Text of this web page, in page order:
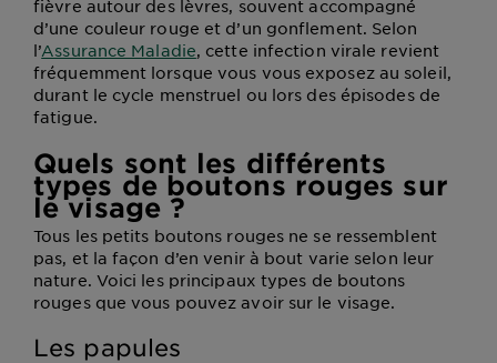
fièvre autour des lèvres, souvent accompagné
d’une couleur rouge et d’un gonflement. Selon
l’Assurance Maladie, cette infection virale revient
fréquemment lorsque vous vous exposez au soleil,
durant le cycle menstruel ou lors des épisodes de
fatigue.
Quels sont les différents
types de boutons rouges sur
le visage ?
Tous les petits boutons rouges ne se ressemblent
pas, et la façon d’en venir à bout varie selon leur
nature. Voici les principaux types de boutons
rouges que vous pouvez avoir sur le visage.
Les papules